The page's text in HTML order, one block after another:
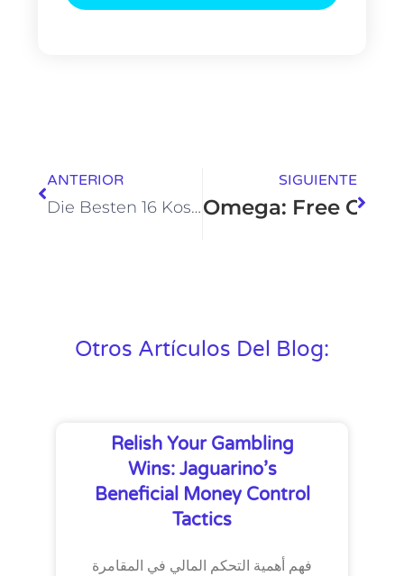
ANTERIOR
Die Besten 16 Kostenlos Alternativen Zu Olamet Und Ähnliche Android-programme
SIGUIENTE
Omega: Free
Otros Artículos Del Blog:
Relish Your Gambling
Wins: Jaguarino’s
Beneficial Money Control
Tactics
فهم أهمية التحكم المالي في المقامرة